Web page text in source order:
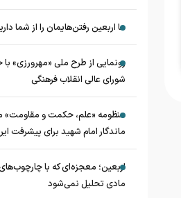
ما اربعین رفتن‌هایمان را از شما
رونمایی از طرح ملی «مهرورزی»
شورای عالی انقلاب فرهنگی
منظومه «علم، حکمت و مقاومت»
ماندگار امام شهید برای پیشرفت
اربعین؛ معجزه‌ای که با
مادی تحلیل نمی‌شود